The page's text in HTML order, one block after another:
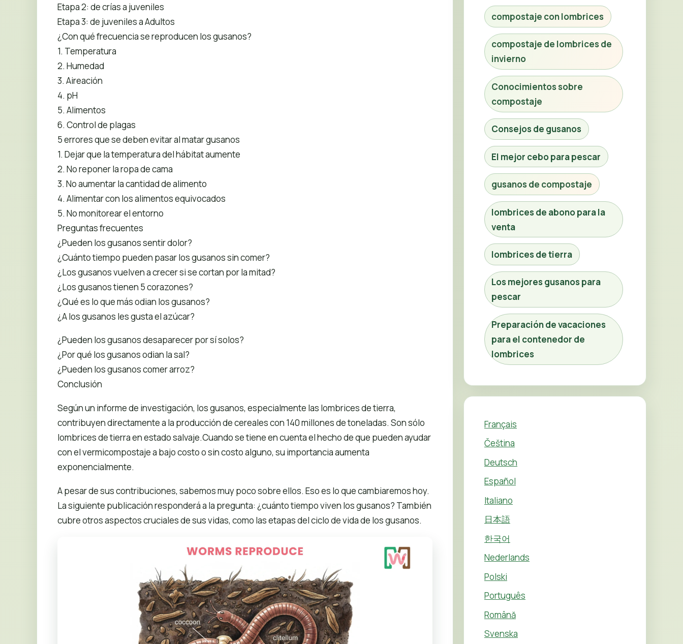
Etapa 2: de crías a juveniles
Etapa 3: de juveniles a Adultos
¿Con qué frecuencia se reproducen los gusanos?
1. Temperatura
2. Humedad
3. Aireación
4. pH
5. Alimentos
6. Control de plagas
5 errores que se deben evitar al matar gusanos
1. Dejar que la temperatura del hábitat aumente
2. No reponer la ropa de cama
3. No aumentar la cantidad de alimento
4. Alimentar con los alimentos equivocados
5. No monitorear el entorno
Preguntas frecuentes
¿Pueden los gusanos sentir dolor?
¿Cuánto tiempo pueden pasar los gusanos sin comer?
¿Los gusanos vuelven a crecer si se cortan por la mitad?
¿Los gusanos tienen 5 corazones?
¿Qué es lo que más odian los gusanos?
¿A los gusanos les gusta el azúcar?
¿Pueden los gusanos desaparecer por sí solos?
¿Por qué los gusanos odian la sal?
¿Pueden los gusanos comer arroz?
Conclusión
Según un informe de investigación, los gusanos, especialmente las lombrices de tierra,
contribuyen directamente a la producción de cereales con 140 millones de toneladas. Son sólo
lombrices de tierra en estado salvaje.Cuando se tiene en cuenta el hecho de que pueden ayudar
con el vermicompostaje a bajo costo o sin costo alguno, su importancia aumenta
exponencialmente.
A pesar de sus contribuciones, sabemos muy poco sobre ellos. Eso es lo que cambiaremos hoy.
La siguiente publicación responderá a la pregunta: ¿cuánto tiempo viven los gusanos? También
cubre otros aspectos cruciales de sus vidas, como las etapas del ciclo de vida de los gusanos.
compostaje con lombrices
compostaje de lombrices de
invierno
Conocimientos sobre
compostaje
Consejos de gusanos
El mejor cebo para pescar
gusanos de compostaje
lombrices de abono para la
venta
lombrices de tierra
Los mejores gusanos para
pescar
Preparación de vacaciones
para el contenedor de
lombrices
Français
Čeština
Deutsch
Español
Italiano
日本語
한국어
Nederlands
Polski
Português
Română
Svenska